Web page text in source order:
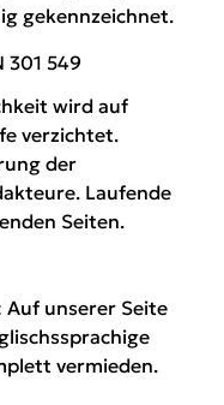
gekennzeichnet.
301 549
wird auf
verzichtet.
der
Laufende
Seiten.
unserer Seite
vermieden.